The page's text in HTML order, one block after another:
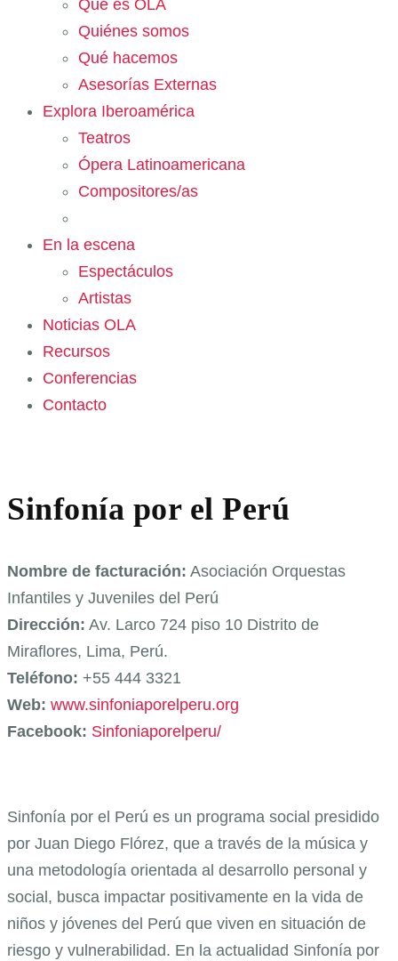
Qué es OLA
Quiénes somos
Qué hacemos
Asesorías Externas
Explora Iberoamérica
Teatros
Ópera Latinoamericana
Compositores/as
En la escena
Espectáculos
Artistas
Noticias OLA
Recursos
Conferencias
Contacto
Sinfonía por el Perú
Nombre de facturación: Asociación Orquestas
Infantiles y Juveniles del Perú
Dirección: Av. Larco 724 piso 10 Distrito de
Miraflores, Lima, Perú.
Teléfono: +55 444 3321
Web: www.sinfoniaporelperu.org
Facebook: Sinfoniaporelperu/
Sinfonía por el Perú es un programa social presidido
por Juan Diego Flórez, que a través de la música y
una metodología orientada al desarrollo personal y
social, busca impactar positivamente en la vida de
niños y jóvenes del Perú que viven en situación de
riesgo y vulnerabilidad. En la actualidad Sinfonía por